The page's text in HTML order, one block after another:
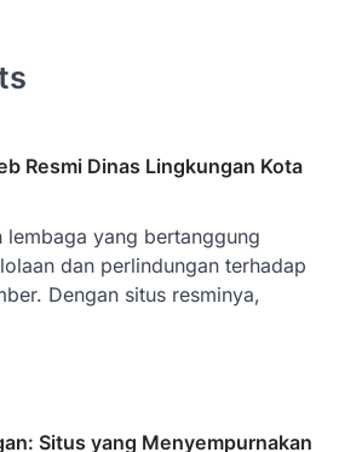
Resmi Dinas Lingkungan Kota
lembaga yang bertanggung
dan perlindungan terhadap
Dengan situs resminya,
Situs yang Menyempurnakan